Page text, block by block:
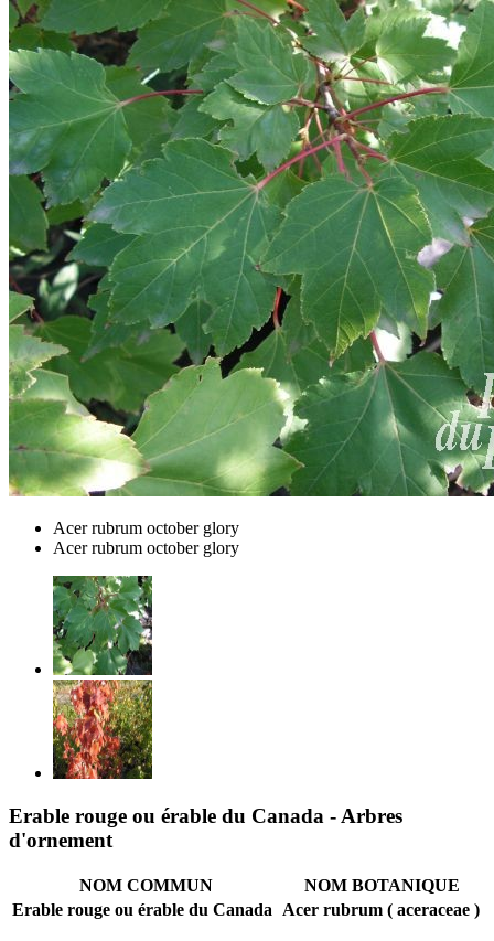
Acer rubrum october glory
Acer rubrum october glory
Erable rouge ou érable du Canada - Arbres
d'ornement
NOM COMMUN
NOM BOTANIQUE
Erable rouge ou érable du Canada Acer rubrum ( aceraceae )